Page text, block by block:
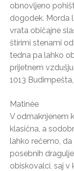
obnovljeno
dogodek. Morda
vrata običajne
štirimi stenami
tedna pa lahko
prijetnem
1013
Matinée
V odmaknjenem
klasična, a
lahko rečemo,
posebnih
obiskovalci, saj v